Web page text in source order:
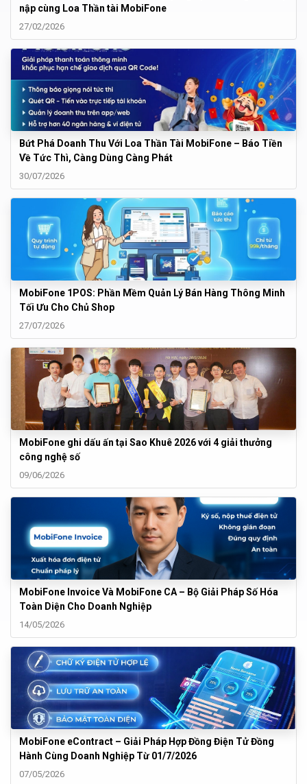
nập cùng Loa Thần tài MobiFone
27/02/2026
Bứt Phá Doanh Thu Với Loa Thần Tài MobiFone – Báo Tiền
Về Tức Thì, Càng Dùng Càng Phát
30/07/2026
MobiFone 1POS: Phần Mềm Quản Lý Bán Hàng Thông Minh
Tối Ưu Cho Chủ Shop
27/07/2026
MobiFone ghi dấu ấn tại Sao Khuê 2026 với 4 giải thưởng
công nghệ số
09/06/2026
MobiFone Invoice Và MobiFone CA – Bộ Giải Pháp Số Hóa
Toàn Diện Cho Doanh Nghiệp
14/05/2026
MobiFone eContract – Giải Pháp Hợp Đồng Điện Tử Đồng
Hành Cùng Doanh Nghiệp Từ 01/7/2026
07/05/2026